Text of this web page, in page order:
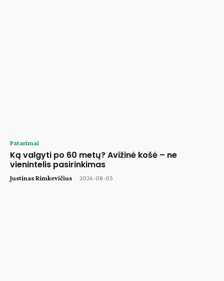
Patarimai
Ką valgyti po 60 metų? Avižinė košė – ne
vienintelis pasirinkimas
Justinas Rimkevičius - 2026-08-03